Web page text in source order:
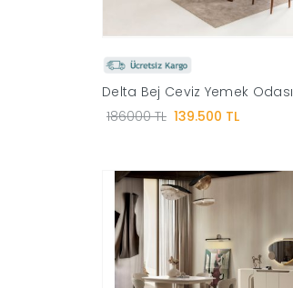
Delta Bej Ceviz Yemek Odası
186000 TL 139.500 TL